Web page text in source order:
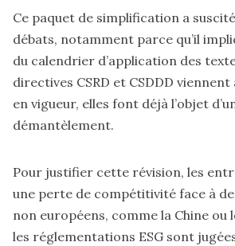
Ce paquet de simplification a
débats, notamment parce qu’il
du calendrier d’application des
directives CSRD et CSDDD
en vigueur, elles font déjà l’objet
démantèlement.
Pour justifier cette révision, les
une perte de compétitivité face à
non européens, comme la Chine ou
les réglementations ESG sont